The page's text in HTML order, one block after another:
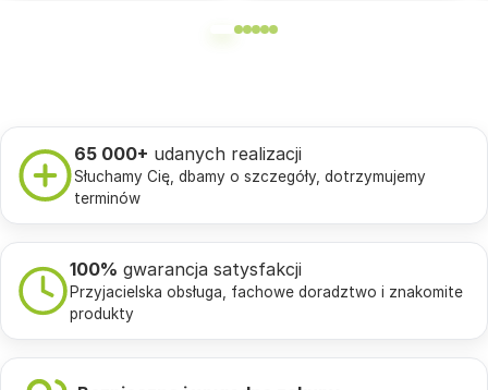
65 000+ udanych realizacji
Słuchamy Cię, dbamy o szczegóły, dotrzymujemy
terminów
100% gwarancja satysfakcji
Przyjacielska obsługa, fachowe doradztwo i znakomite
produkty